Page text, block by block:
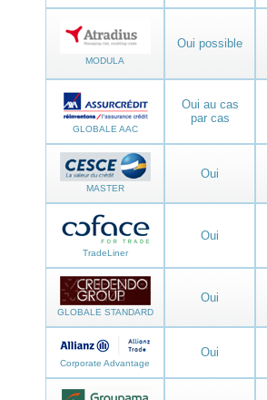
MODULA
Oui possible
GLOBALE AAC
Oui au cas
par cas
MASTER
Oui
TradeLiner
Oui
GLOBALE STANDARD
Oui
Corporate Advantage
Oui